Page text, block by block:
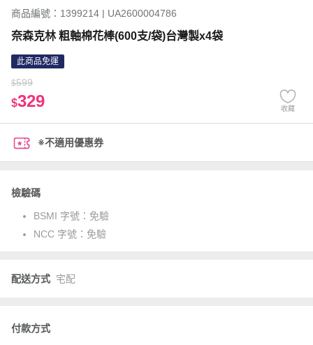
商品編號：1399214 | UA2600004786
奈森克林 粗軸棉花棒(600支/袋)台灣製x4袋
此商品免運
$599
$329 收藏
※不適用優惠券
檢驗碼
BSMI 字號： 免驗
NCC 字號： 免驗
配送方式 宅配
付款方式